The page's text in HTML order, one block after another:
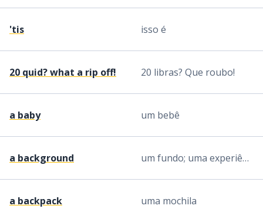
'tis isso é
20 quid? what a rip off! 20 libras? Que roubo!
a baby um bebê
a background um fundo; uma experiência
a backpack uma mochila